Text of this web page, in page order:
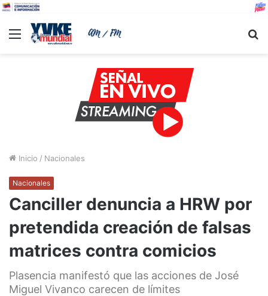
Menu
Inicio / Nacionales
Nacionales
Canciller denuncia a HRW por
pretendida creación de falsas
matrices contra comicios
Plasencia manifestó que las acciones de José
Miguel Vivanco carecen de límites